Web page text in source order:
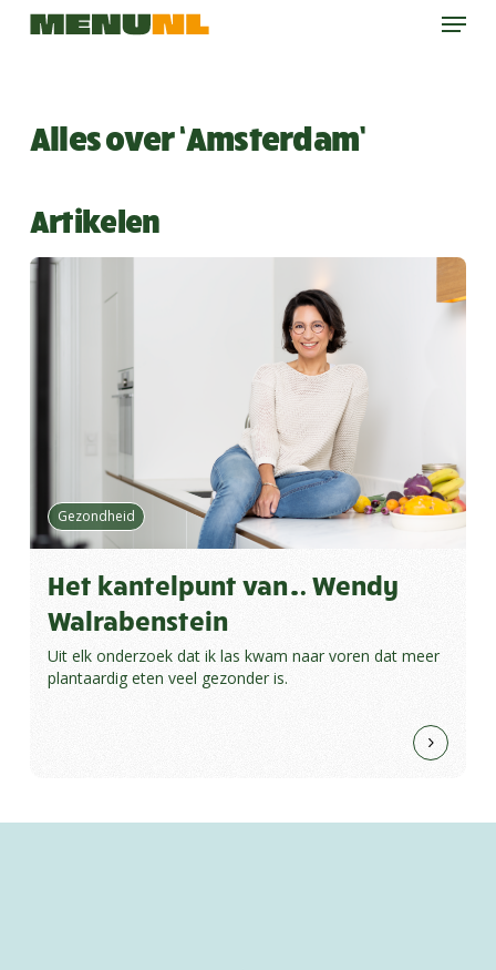
Skip
Menu
Alles over ‘Amsterdam’
Artikelen
Gezondheid
Het kantelpunt van… Wendy
Walrabenstein
Uit elk onderzoek dat ik las kwam naar voren dat meer
plantaardig eten veel gezonder is.